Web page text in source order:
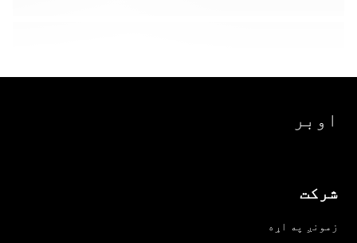
اوبر
شرکت
زمونږ په اړه